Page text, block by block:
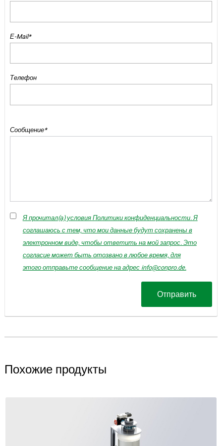
Е-Mail*
Телефон
Сообщение*
Я прочитал(а) условия Политики конфиденциальности. Я
соглашаюсь с тем, что мои данные будут сохранены в
электронном виде, чтобы ответить на мой запрос. Это
согласие может быть отозвано в любое время, для
этого отправьте сообщение на адрес info@conpro.de.
Отправить
Похожие продукты